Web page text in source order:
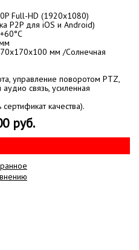
Full-HD (1920x1080)
P2P для iOS и Android)
мм /Солнечная
управление поворотом PTZ,
связь, усиленная
качества).
руб.